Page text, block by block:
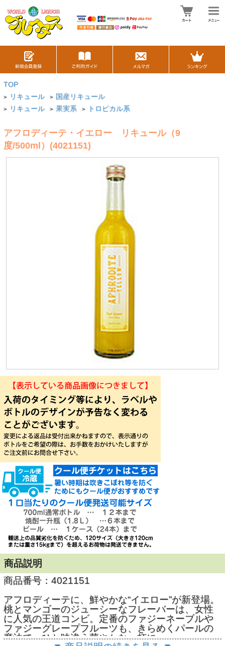
TOP
> リキュール > 国産リキュール
> リキュール > 果実系 > トロピカル系
アフロディーテ・イエロー リキュール（9
度/500ml）(4021151)
商品説明
商品番号：4021151
アフロディーテに、鮮やかな“イエロー”が新登場。
桃とマンゴーのジューシーなフレーバーは、女性
に人気の王道コンビ。定番のファジーネーブルや
ファジーグレープフルーツも、きらめくパールの
魔法で、ひと味違う華やかな一杯に。